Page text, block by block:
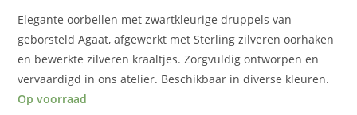
Elegante oorbellen met zwartkleurige druppels van
geborsteld Agaat, afgewerkt met Sterling zilveren oorhaken
en bewerkte zilveren kraaltjes. Zorgvuldig ontworpen en
vervaardigd in ons atelier. Beschikbaar in diverse kleuren.
Op voorraad